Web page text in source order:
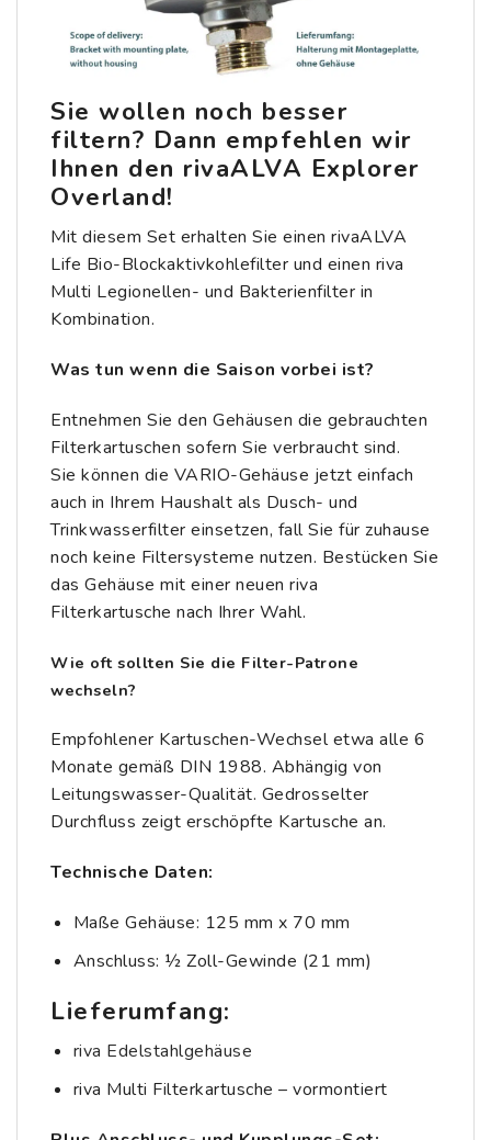
Sie wollen noch besser
filtern? Dann empfehlen wir
Ihnen den rivaALVA Explorer
Overland!
Mit diesem Set erhalten Sie einen rivaALVA
Life Bio-Blockaktivkohlefilter und einen riva
Multi Legionellen- und Bakterienfilter in
Kombination.
Was tun wenn die Saison vorbei ist?
Entnehmen Sie den Gehäusen die gebrauchten
Filterkartuschen sofern Sie verbraucht sind.
Sie können die VARIO-Gehäuse jetzt einfach
auch in Ihrem Haushalt als Dusch- und
Trinkwasserfilter einsetzen, fall Sie für zuhause
noch keine Filtersysteme nutzen. Bestücken Sie
das Gehäuse mit einer neuen riva
Filterkartusche nach Ihrer Wahl.
Wie oft sollten Sie die Filter-Patrone
wechseln?
Empfohlener Kartuschen-Wechsel etwa alle 6
Monate gemäß DIN 1988. Abhängig von
Leitungswasser-Qualität. Gedrosselter
Durchfluss zeigt erschöpfte Kartusche an.
Technische Daten:
Maße Gehäuse: 125 mm x 70 mm
Anschluss: ½ Zoll-Gewinde (21 mm)
Lieferumfang:
riva Edelstahlgehäuse
riva Multi Filterkartusche – vormontiert